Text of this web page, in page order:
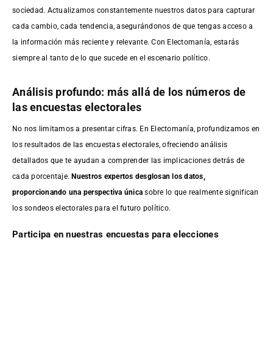
sociedad. Actualizamos constantemente nuestros datos para capturar
cada cambio, cada tendencia, asegurándonos de que tengas acceso a
la información más reciente y relevante. Con Electomanía, estarás
siempre al tanto de lo que sucede en el escenario político.
Análisis profundo: más allá de los números de
las encuestas electorales
No nos limitamos a presentar cifras. En Electomanía, profundizamos en
los resultados de las encuestas electorales, ofreciendo análisis
detallados que te ayudan a comprender las implicaciones detrás de
cada porcentaje.Nuestros expertos desglosan los datos,
proporcionando una perspectiva única sobre lo que realmente significan
los sondeos electorales para el futuro político.
Participa en nuestras encuestas para elecciones